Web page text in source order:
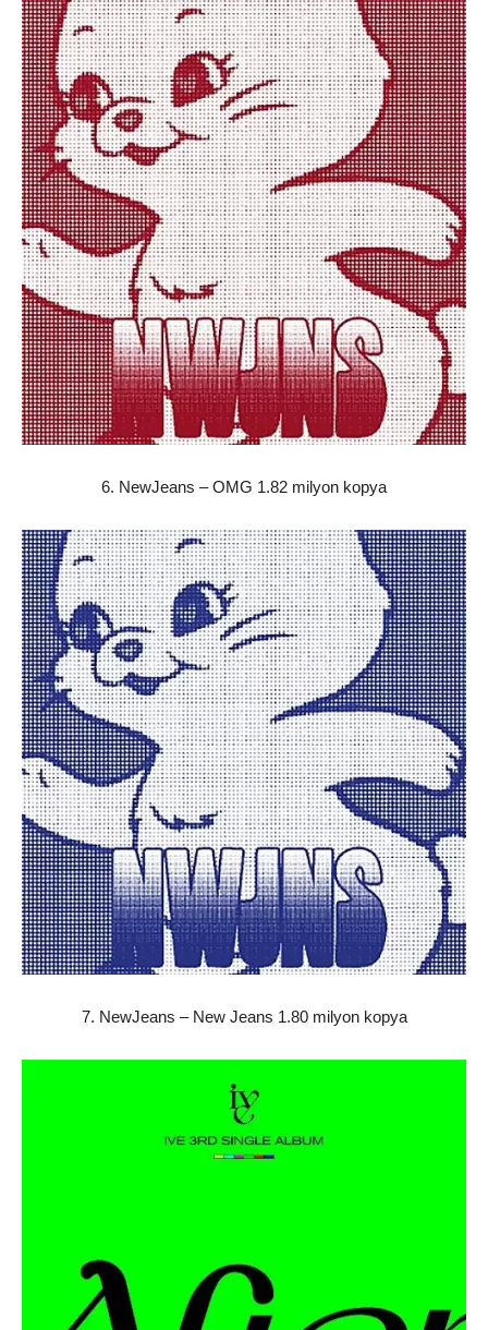
6. NewJeans – OMG 1.82 milyon kopya
7. NewJeans – New Jeans 1.80 milyon kopya